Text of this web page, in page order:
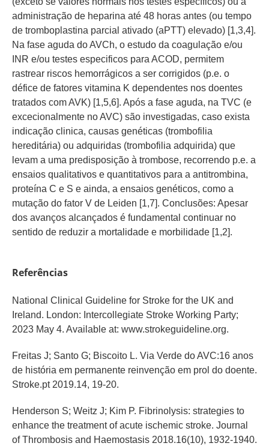
administração de heparina até 48 horas antes (ou tempo
de tromboplastina parcial ativado (aPTT) elevado) [1,3,4].
Na fase aguda do AVCh, o estudo da coagulação e/ou
INR e/ou testes especificos para ACOD, permitem
rastrear riscos hemorrágicos a ser corrigidos (p.e. o
défice de fatores vitamina K dependentes nos doentes
tratados com AVK) [1,5,6]. Após a fase aguda, na TVC (e
excecionalmente no AVC) são investigadas, caso exista
indicação clinica, causas genéticas (trombofilia
hereditária) ou adquiridas (trombofilia adquirida) que
levam a uma predisposição à trombose, recorrendo p.e. a
ensaios qualitativos e quantitativos para a antitrombina,
proteína C e S e ainda, a ensaios genéticos, como a
mutação do fator V de Leiden [1,7]. Conclusões: Apesar
dos avanços alcançados é fundamental continuar no
sentido de reduzir a mortalidade e morbilidade [1,2].
Referências
National Clinical Guideline for Stroke for the UK and
Ireland. London: Intercollegiate Stroke Working Party;
2023 May 4. Available at: www.strokeguideline.org.
Freitas J; Santo G; Biscoito L. Via Verde do AVC:16 anos
de história em permanente reinvenção em prol do doente.
Stroke.pt 2019.14, 19-20.
Henderson S; Weitz J; Kim P. Fibrinolysis: strategies to
enhance the treatment of acute ischemic stroke. Journal
of Thrombosis and Haemostasis 2018.16(10), 1932-1940.